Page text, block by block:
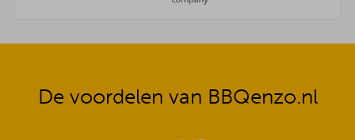
De voordelen van BBQenzo.nl